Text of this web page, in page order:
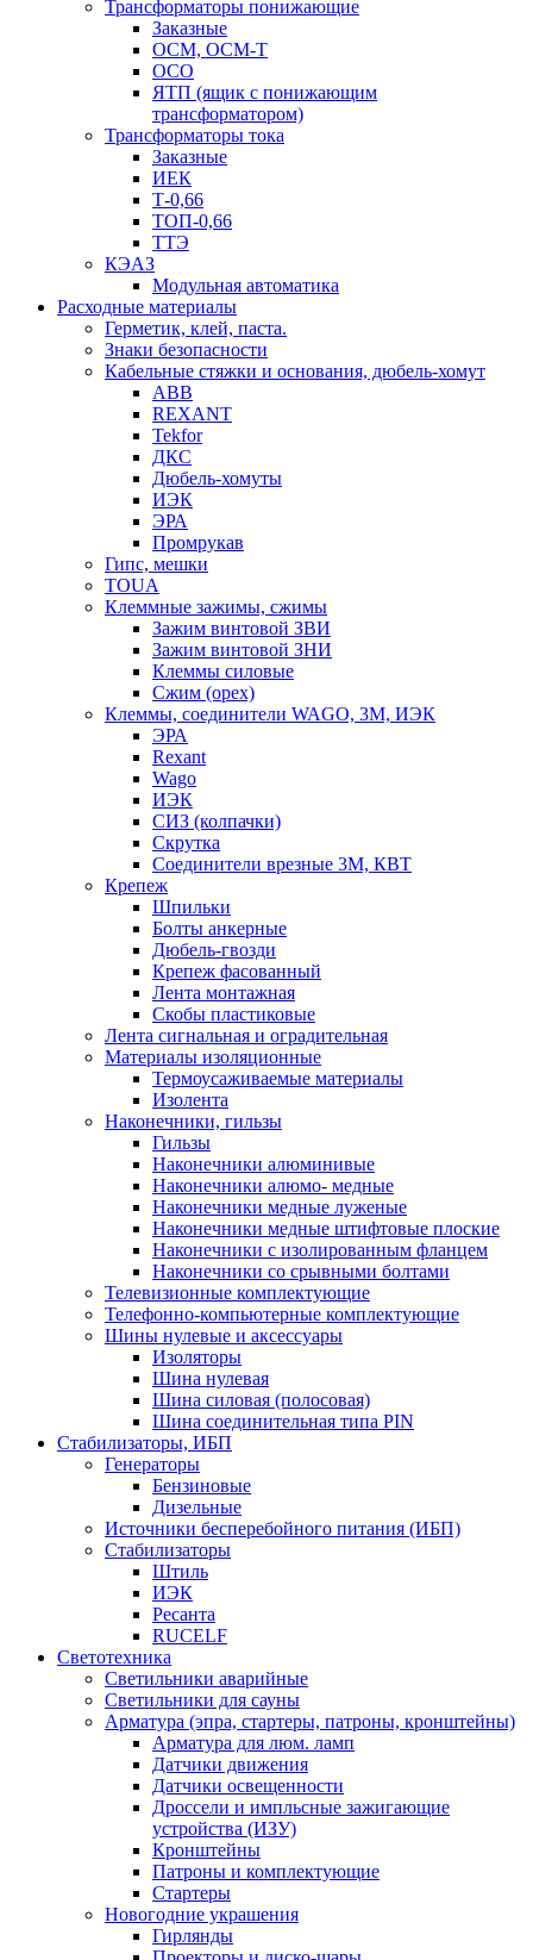
Трансформаторы понижающие
Заказные
ОСМ, ОСМ-Т
ОСО
ЯТП (ящик с понижающим
трансформатором)
Трансформаторы тока
Заказные
ИЕК
Т-0,66
ТОП-0,66
ТТЭ
КЭАЗ
Модульная автоматика
Расходные материалы
Герметик, клей, паста.
Знаки безопасности
Кабельные стяжки и основания, дюбель-хомут
ABB
REXANT
Tekfor
ДКС
Дюбель-хомуты
ИЭК
ЭРА
Промрукав
Гипс, мешки
TOUA
Клеммные зажимы, сжимы
Зажим винтовой ЗВИ
Зажим винтовой ЗНИ
Клеммы силовые
Сжим (орех)
Клеммы, соединители WAGO, 3M, ИЭК
ЭРА
Rexant
Wago
ИЭК
СИЗ (колпачки)
Скрутка
Соединители врезные 3M, КВТ
Крепеж
Шпильки
Болты анкерные
Дюбель-гвозди
Крепеж фасованный
Лента монтажная
Скобы пластиковые
Лента сигнальная и оградительная
Материалы изоляционные
Термоусаживаемые матeриалы
Изолента
Наконечники, гильзы
Гильзы
Наконечники алюминивые
Наконечники алюмо- медные
Наконечники медные луженые
Наконечники медные штифтовые плоские
Наконечники с изолированным фланцем
Наконечники со срывными болтами
Телевизионные комплектующие
Телефонно-компьютерные комплектующие
Шины нулевые и аксессуары
Изоляторы
Шина нулевая
Шина силовая (полосовая)
Шина соединительная типа PIN
Стабилизаторы, ИБП
Генераторы
Бензиновые
Дизельные
Источники бесперебойного питания (ИБП)
Стабилизаторы
Штиль
ИЭК
Ресанта
RUCELF
Светотехника
Светильники аварийные
Светильники для сауны
Арматура (эпра, стартеры, патроны, кронштейны)
Арматура для люм. ламп
Датчики движения
Датчики освещенности
Дроссели и импльсные зажигающие
устройства (ИЗУ)
Кронштейны
Патроны и комплектующие
Стартеры
Новогодние украшения
Гирлянды